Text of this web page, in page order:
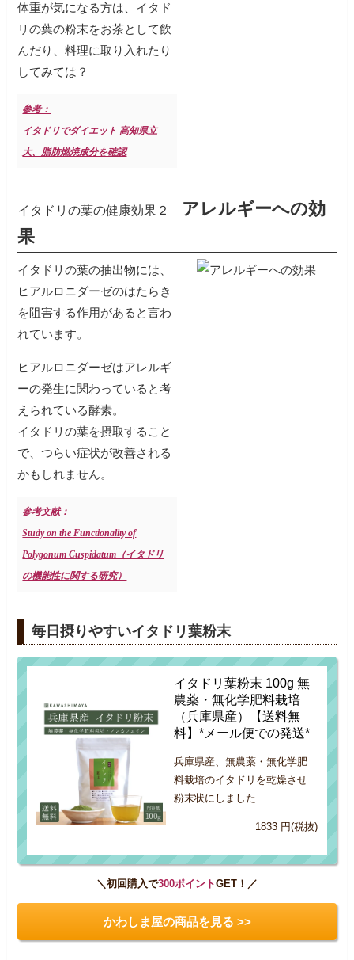
体重が気になる方は、イタド
リの葉の粉末をお茶として飲
んだり、料理に取り入れたり
してみては？
参考：
イタドリでダイエット 高知県立
大、脂肪燃焼成分を確認
イタドリの葉の健康効果２ アレルギーへの効
果
イタドリの葉の抽出物には、
ヒアルロニダーゼのはたらき
を阻害する作用があると言わ
れています。
ヒアルロニダーゼはアレルギ
ーの発生に関わっていると考
えられている酵素。
イタドリの葉を摂取すること
で、つらい症状が改善される
かもしれません。
参考文献：
Study on the Functionality of
Polygonum Cuspidatum（イタドリ
の機能性に関する研究）
毎日摂りやすいイタドリ葉粉末
イタドリ葉粉末 100g 無
農薬・無化学肥料栽培
（兵庫県産）【送料無
料】*メール便での発送*
兵庫県産、無農薬・無化学肥
料栽培のイタドリを乾燥させ
粉末状にしました
1833 円(税抜)
＼初回購入で300ポイントGET！／
かわしま屋の商品を見る >>